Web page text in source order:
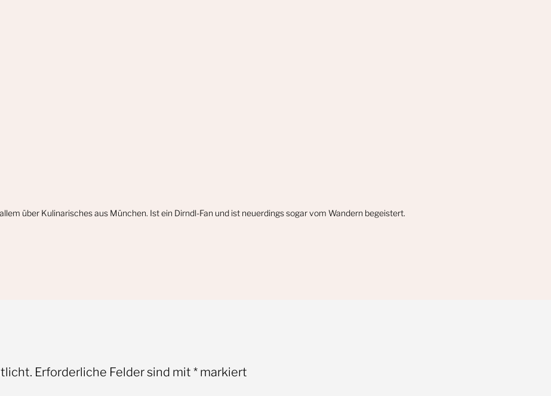
über Kulinarisches aus München. Ist ein Dirndl-Fan und ist neuerdings sogar vom Wandern begeistert.
Erforderliche Felder sind mit * markiert